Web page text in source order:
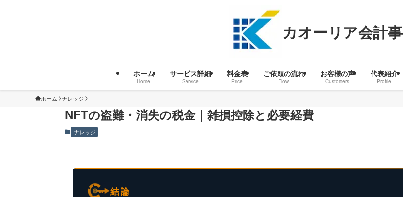
カオーリア会計
ホーム
Home
サービス詳細
Service
料金表
Price
ご依頼の流れ
Flow
お客様の声
Customers
代表紹介
Profile
ホーム ナレッジ
NFTの盗難・消失の税金｜雑損控除と必要経費
ナレッジ
結論